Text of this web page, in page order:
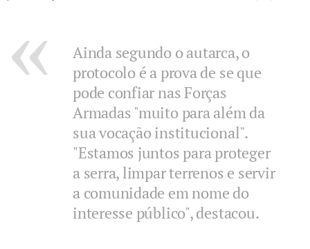
Ainda segundo o autarca, o
protocolo é a prova de se que
pode confiar nas Forças
Armadas "muito para além da
sua vocação institucional".
"Estamos juntos para proteger
a serra, limpar terrenos e servir
a comunidade em nome do
interesse público", destacou.